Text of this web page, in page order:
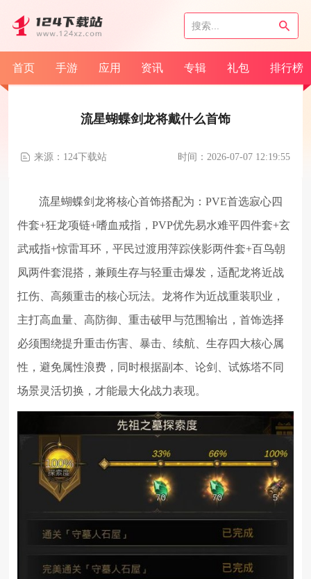
首页 手游 应用 资讯 专辑 礼包 排行榜
流星蝴蝶剑龙将戴什么首饰
来源：124下载站 时间：2026-07-07 12:19:55
流星蝴蝶剑龙将核心首饰搭配为：PVE首选寂心四
件套+狂龙项链+嗜血戒指，PVP优先易水难平四件套+玄
武戒指+惊雷耳环，平民过渡用萍踪侠影两件套+百鸟朝
凤两件套混搭，兼顾生存与轻重击爆发，适配龙将近战
扛伤、高频重击的核心玩法。龙将作为近战重装职业，
主打高血量、高防御、重击破甲与范围输出，首饰选择
必须围绕提升重击伤害、暴击、续航、生存四大核心属
性，避免属性浪费，同时根据副本、论剑、试炼塔不同
场景灵活切换，才能最大化战力表现。